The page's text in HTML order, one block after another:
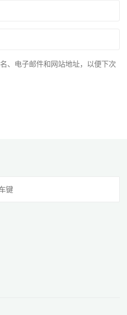
、电子邮件和网站地址，以便下次